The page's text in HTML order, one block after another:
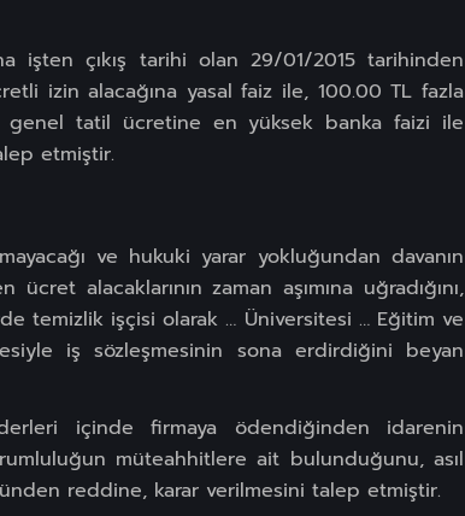
işten çıkış tarihi olan 29/01/2015 tarihinden
izin alacağına yasal faiz ile, 100.00 TL fazla
genel tatil ücretine en yüksek banka faizi ile
etmiştir.
ve hukuki yarar yokluğundan davanın
alacaklarının zaman aşımına uğradığını,
temizlik işçisi olarak … Üniversitesi … Eğitim ve
iş sözleşmesinin sona erdirdiğini beyan
içinde firmaya ödendiğinden idarenin
müteahhitlere ait bulunduğunu, asıl
reddine, karar verilmesini talep etmiştir.